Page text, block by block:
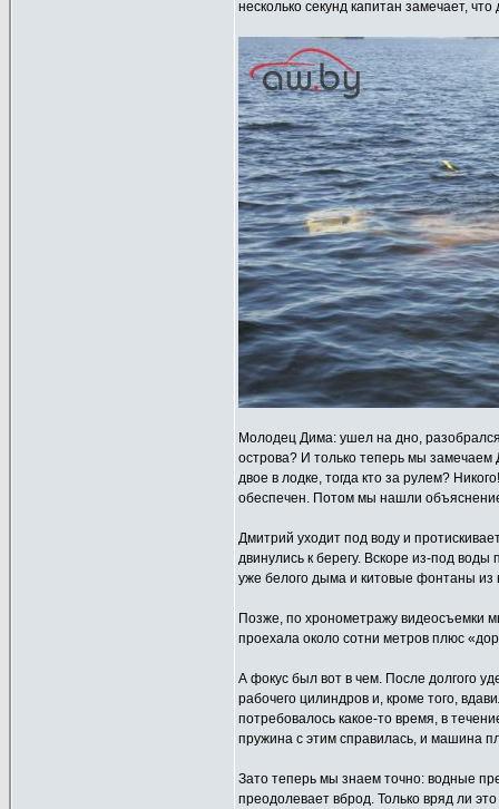
несколько секунд капитан замечает,
Молодец Дима: ушел на дно,
острова? И только теперь мы замечаем
двое в лодке, тогда кто за рулем?
обеспечен. Потом мы нашли
Дмитрий уходит под воду и
двинулись к берегу. Вскоре из-под
уже белого дыма и китовые фонтаны из
Позже, по хронометражу видеосъемки
проехала около сотни метров плюс
А фокус был вот в чем. После долгого
рабочего цилиндров и, кроме того,
потребовалось какое-то время, в
пружина с этим справилась, и машина
Зато теперь мы знаем точно: водные
преодолевает вброд. Только вряд ли